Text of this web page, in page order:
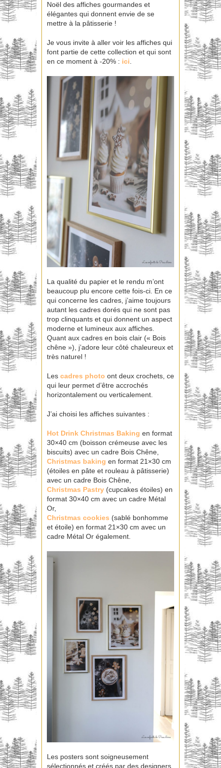
Noël des affiches gourmandes et
élégantes qui donnent envie de se
mettre à la pâtisserie !
Je vous invite à aller voir les affiches qui
font partie de cette collection et qui sont
en ce moment à -20% : ici.
La qualité du papier et le rendu m’ont
beaucoup plu encore cette fois-ci. En ce
qui concerne les cadres, j’aime toujours
autant les cadres dorés qui ne sont pas
trop clinquants et qui donnent un aspect
moderne et lumineux aux affiches.
Quant aux cadres en bois clair (« Bois
chêne »), j’adore leur côté chaleureux et
très naturel !
Les cadres photo ont deux crochets, ce
qui leur permet d’être accrochés
horizontalement ou verticalement.
J’ai choisi les affiches suivantes :
Hot Drink Christmas Baking en format
30×40 cm (boisson crémeuse avec les
biscuits) avec un cadre Bois Chêne,
Christmas baking en format 21×30 cm
(étoiles en pâte et rouleau à pâtisserie)
avec un cadre Bois Chêne,
Christmas Pastry (cupcakes étoiles) en
format 30×40 cm avec un cadre Métal
Or,
Christmas cookies (sablé bonhomme
et étoile) en format 21×30 cm avec un
cadre Métal Or également.
Les posters sont soigneusement
sélectionnés et créés par des designers